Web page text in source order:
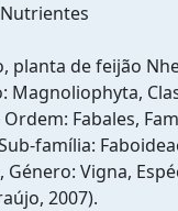
planta de feijão
Magnoliophyta,
Fabales,
família:
Vigna,
2007).